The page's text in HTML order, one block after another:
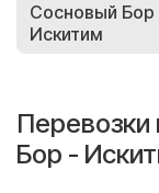
Сосновый Бор
Искитим
Перевозки
Бор -